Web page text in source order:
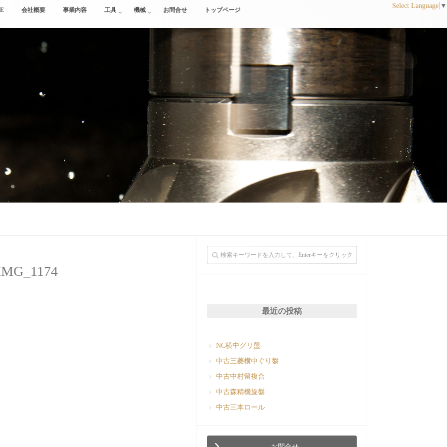
会社概要 事業内容 工具 機械 お問合せ トップページ
Select Language ▼
最近の投稿
NC横中グリ盤
中古三菱横中ぐり盤
中古中村留複合
中古森精機旋盤
中古三本ロール